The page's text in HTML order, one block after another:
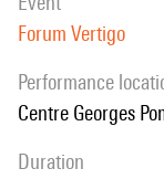
Forum Vertigo
performance
Centre Georges
duration